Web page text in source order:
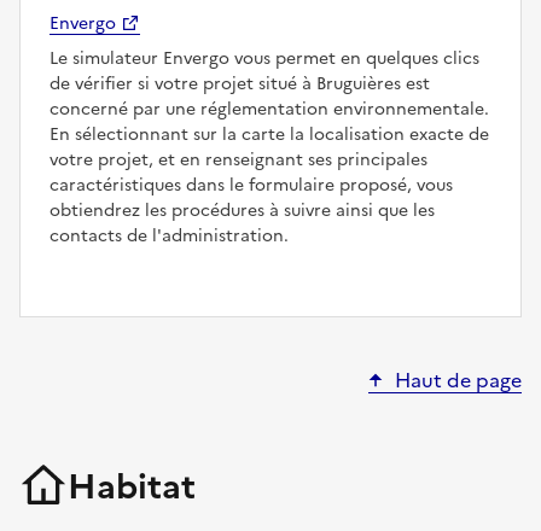
Envergo
Le simulateur Envergo vous permet en quelques clics
de vérifier si votre projet situé à Bruguières est
concerné par une réglementation environnementale.
En sélectionnant sur la carte la localisation exacte de
votre projet, et en renseignant ses principales
caractéristiques dans le formulaire proposé, vous
obtiendrez les procédures à suivre ainsi que les
contacts de l'administration.
Haut de page
Habitat